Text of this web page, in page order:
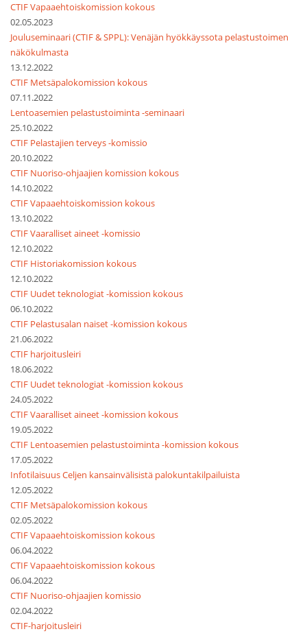
CTIF Vapaaehtoiskomission kokous
02.05.2023
Jouluseminaari (CTIF & SPPL): Venäjän hyökkäyssota pelastustoimen
näkökulmasta
13.12.2022
CTIF Metsäpalokomission kokous
07.11.2022
Lentoasemien pelastustoiminta -seminaari
25.10.2022
CTIF Pelastajien terveys -komissio
20.10.2022
CTIF Nuoriso-ohjaajien komission kokous
14.10.2022
CTIF Vapaaehtoiskomission kokous
13.10.2022
CTIF Vaaralliset aineet -komissio
12.10.2022
CTIF Historiakomission kokous
12.10.2022
CTIF Uudet teknologiat -komission kokous
06.10.2022
CTIF Pelastusalan naiset -komission kokous
21.06.2022
CTIF harjoitusleiri
18.06.2022
CTIF Uudet teknologiat -komission kokous
24.05.2022
CTIF Vaaralliset aineet -komission kokous
19.05.2022
CTIF Lentoasemien pelastustoiminta -komission kokous
17.05.2022
Infotilaisuus Celjen kansainvälisistä palokuntakilpailuista
12.05.2022
CTIF Metsäpalokomission kokous
02.05.2022
CTIF Vapaaehtoiskomission kokous
06.04.2022
CTIF Vapaaehtoiskomission kokous
06.04.2022
CTIF Nuoriso-ohjaajien komissio
02.04.2022
CTIF-harjoitusleiri